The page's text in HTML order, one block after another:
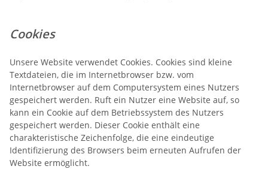
Cookies
Unsere Website verwendet Cookies. Cookies sind kleine
Textdateien, die im Internetbrowser bzw. vom
Internetbrowser auf dem Computersystem eines Nutzers
gespeichert werden. Ruft ein Nutzer eine Website auf, so
kann ein Cookie auf dem Betriebssystem des Nutzers
gespeichert werden. Dieser Cookie enthält eine
charakteristische Zeichenfolge, die eine eindeutige
Identifizierung des Browsers beim erneuten Aufrufen der
Website ermöglicht.